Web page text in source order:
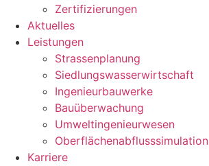
Zertifizierungen
Aktuelles
Leistungen
Strassenplanung
Siedlungswasserwirtschaft
Ingenieurbauwerke
Bauüberwachung
Umweltingenieurwesen
Oberflächenabflusssimulation
Karriere